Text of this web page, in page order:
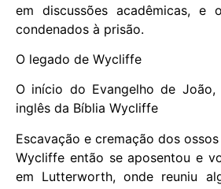
em discussões acadêmicas, e
condenados à prisão.
O legado de Wycliffe
O início do Evangelho de
inglês da Bíblia Wycliffe
Escavação e cremação dos
Wycliffe então se aposentou e
em Lutterworth, onde reuniu